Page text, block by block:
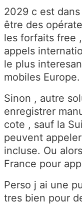
2029 c est
être des
les forfaits free
appels
le plus
mobiles Europe.
Sinon , autre
enregistrer
cote , sauf la
peuvent
incluse. Ou
France pour
Perso j ai une
tres bien pour